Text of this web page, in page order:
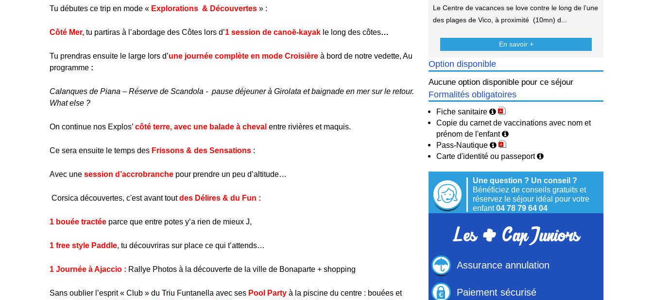
Tu débutes ce trip en mode « Explorations & Découvertes » :
Côté Mer, tu partiras à l’abordage des Côtes lors d’1 session de canoë-kayak le long des côtes…
Tu prendras ensuite le large lors d’une journée complète en mode Croisière à bord de notre vedette, Au
programme :
Calanques de Piana – Réserve de Scandola - pause déjeuner à Girolata et baignade en mer sur le retour.
What else ?
On continue nos Explos’ côté terre, avec une balade à cheval entre rivières et maquis.
Ce sera ensuite le temps des Frissons & des Sensations :
Avec une session d’accrobranche pour prendre un peu d’altitude…
Corsica découvertes, c'est avant toutdes Délires & du Fun :
1 bouée tractée parce que entre potes y’a rien de mieux J,
1 free style Paddle, tu découvriras sur place ce qui t’attends…
1 Journée à Ajaccio : Rallye Photos à la découverte de la ville de Bonaparte + shopping
Sans oublier l’esprit « Club » du Triu Funtanella avec ses Pool Party à la piscine du centre : bouées et
Le Centre de vacances se love contre le long de l’une
des plages de Vico, à proximité (10mn) d...
En savoir +
Option disponible
Aucune option disponible pour ce séjour
Formalités obligatoires
Fiche sanitaire
Copie du carnet de vaccinations avec nom et
prénom de l'enfant
Pass-Nautique
Carte d'identité ou passeport
Une question ? Un conseil ?
Bénéficiez de conseils gratuits et
réservez le séjour idéal pour votre
enfant04 78 79 64 04
Les+Cap Juniors
Assurance annulation
Paiement sécurisé